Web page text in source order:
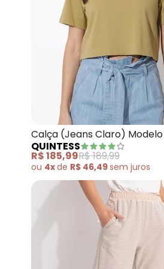
Calça (Jeans Claro)
Pantalona
QUINTESS
R$ 185,99R$ 189,99
ou 4xde R$ 46,49sem juros